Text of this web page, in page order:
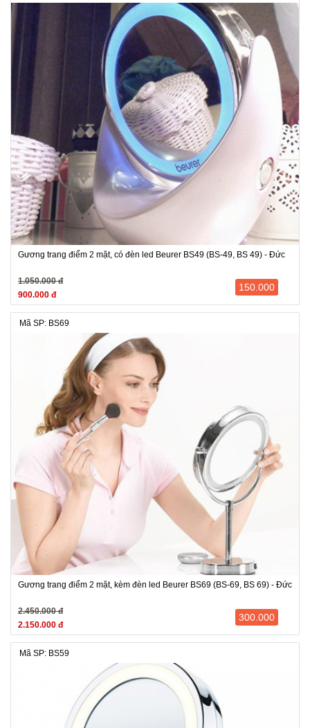
Gương trang điểm 2 mặt, có đèn led Beurer BS49 (BS-49, BS 49) - Đức
1.050.000 đ
900.000 đ
150.000
Mã SP: BS69
Gương trang điểm 2 mặt, kèm đèn led Beurer BS69 (BS-69, BS 69) - Đức
2.450.000 đ
2.150.000 đ
300.000
Mã SP: BS59